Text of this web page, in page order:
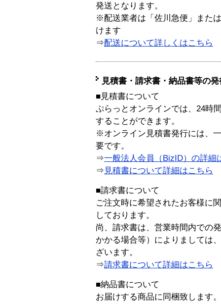
発送となります。
※配送業者は「佐川急便」また
けます
⇒配送について詳しくはこちら
見積書・請求書・納品書等の
■見積書について
ぷらっとオンラインでは、24時
することができます。
※オンライン見積書発行には、
要です。
⇒一般法人会員（BizID）の詳細
⇒ 見積書について詳細はこちら
■請求書について
ご注文時に希望されたお客様に
しております。
尚、請求書は、営業時間内での
かかる場合等）によりましては
ざいます。
⇒請求書について詳細はこちら
■納品書について
お届けする商品に同梱致します。